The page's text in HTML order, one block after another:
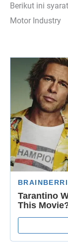
Berikut ini
Motor Industry